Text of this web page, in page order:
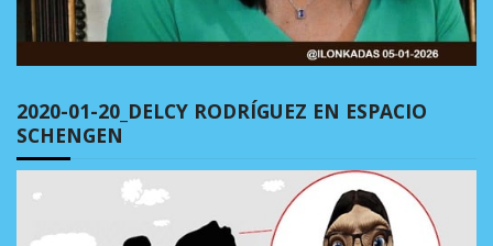
2020-01-20_DELCY RODRÍGUEZ EN ESPACIO
SCHENGEN